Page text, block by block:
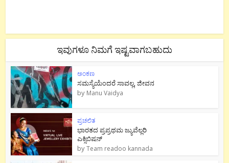
ಇವುಗಳೂ ನಿಮಗೆ ಇಷ್ಟವಾಗಬಹುದು
ಅಂಕಣ
ಸಮಸ್ಯೆಯೆಂದರೆ ಸಾವಲ್ಲ, ಜೀವನ
by Manu Vaidya
ಪ್ರಚಲಿತ
ಭಾರತದ ಪ್ರಪ್ರಥಮ ಜ್ಯುವೆಲ್ಲರಿ
ಎಕ್ಸಿಬಿಷನ್
byTeam readoo kannada